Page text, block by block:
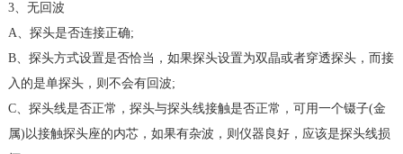
3、无回波
A、探头是否连接正确;
B、探头方式设置是否恰当，如果探头设置为双晶或者穿透探头，而接
入的是单探头，则不会有回波;
C、探头线是否正常，探头与探头线接触是否正常，可用一个镊子(金
属)以接触探头座的内芯，如果有杂波，则仪器良好，应该是探头线损